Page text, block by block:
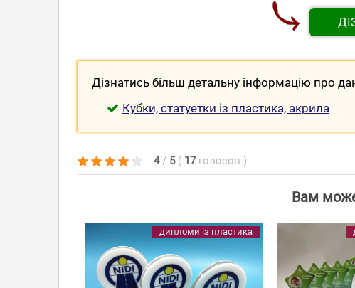
Дізнатись більш детальну інформацію про
Кубки, статуетки із пластика, акрила
4 / 5 ( 17 голосов )
Вам
дипломи із пластика